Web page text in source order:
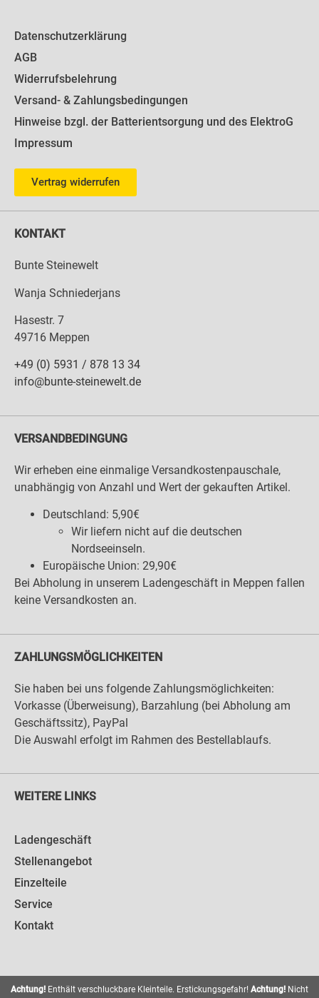
Datenschutzerklärung
AGB
Widerrufsbelehrung
Versand- & Zahlungsbedingungen
Hinweise bzgl. der Batterientsorgung und des ElektroG
Impressum
Vertrag widerrufen
KONTAKT
Bunte Steinewelt
Wanja Schniederjans
Hasestr. 7
49716 Meppen
+49 (0) 5931 / 878 13 34
info@bunte-steinewelt.de
VERSANDBEDINGUNG
Wir erheben eine einmalige Versandkostenpauschale,
unabhängig von Anzahl und Wert der gekauften Artikel.
Deutschland: 5,90€
Wir liefern nicht auf die deutschen
Nordseeinseln.
Europäische Union: 29,90€
Bei Abholung in unserem Ladengeschäft in Meppen fallen
keine Versandkosten an.
ZAHLUNGSMÖGLICHKEITEN
Sie haben bei uns folgende Zahlungsmöglichkeiten:
Vorkasse (Überweisung), Barzahlung (bei Abholung am
Geschäftssitz), PayPal
Die Auswahl erfolgt im Rahmen des Bestellablaufs.
WEITERE LINKS
Ladengeschäft
Stellenangebot
Einzelteile
Service
Kontakt
Achtung! Enthält verschluckbare Kleinteile. Erstickungsgefahr! Achtung! Nicht